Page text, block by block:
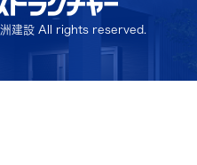
建設 All rights reserved.